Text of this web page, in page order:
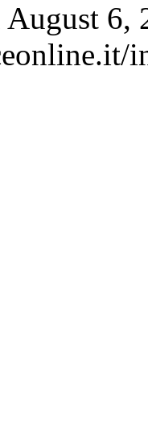
August 6,